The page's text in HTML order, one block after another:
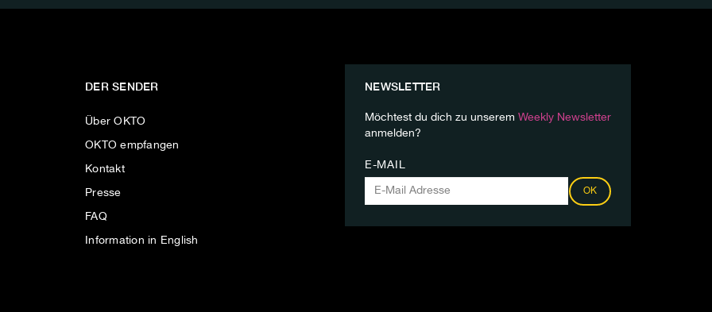
DER SENDER
Über OKTO
OKTO empfangen
Kontakt
Presse
FAQ
Information in English
NEWSLETTER
Möchtest du dich zu unserem Weekly Newsletter
anmelden?
E-MAIL
OK